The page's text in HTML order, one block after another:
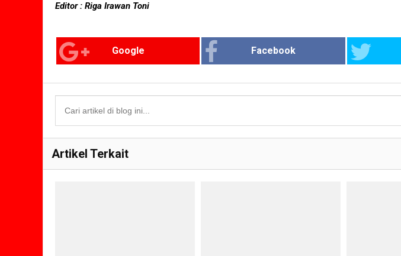
Editor : Riga Irawan Toni
Google Facebook
Artikel Terkait